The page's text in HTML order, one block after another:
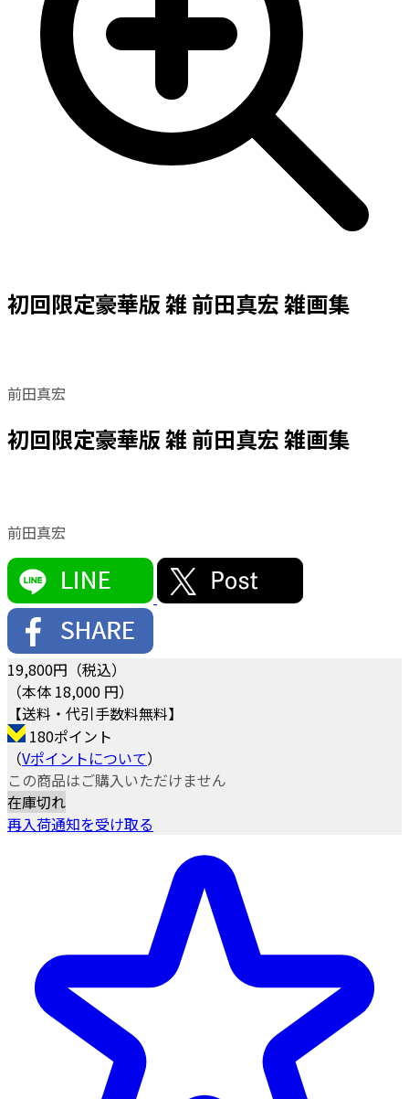
初回限定豪華版 雑 前田真宏 雑画集
前田真宏
初回限定豪華版 雑 前田真宏 雑画集
前田真宏
19,800円（税込）
（本体 18,000 円）
【送料・代引手数料無料】
180ポイント
（Vポイントについて）
この商品はご購入いただけません
在庫切れ
再入荷通知を受け取る